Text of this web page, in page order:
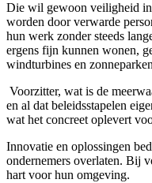
Die wil gewoon veiligheid
worden door verwarde
hun werk zonder steeds
ergens fijn kunnen wonen,
windturbines en
Voorzitter, wat is de
en al dat beleidsstapelen
wat het concreet oplevert
Innovatie en oplossingen
ondernemers overlaten. Bij
hart voor hun omgeving.